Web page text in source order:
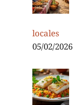
locales
05/02/2026